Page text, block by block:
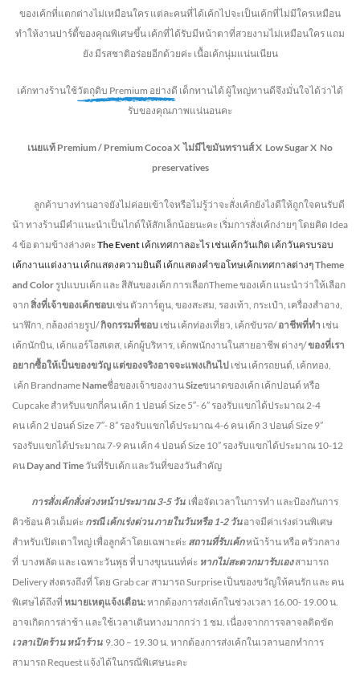
ของเค้กที่แตกต่างไม่เหมือนใคร แต่ละคนที่ได้เค้กไปจะเป็นเค้กที่ไม่มีใครเหมือน
ทำให้งานปาร์ตี้ของคุณพิเศษขึ้น เค้กที่ได้รับมีหน้าตาที่สวยงามไม่เหมือนใคร แถม
ยัง มีรสชาติอร่อยอีกด้วยค่ะ เนื้อเค้กนุ่มแน่นเนียน
เค้กทางร้านใช้วัตถุดิบ Premium อย่างดี เด็กทานได้ ผู้ใหญ่ทานดีจึงมั่นใจได้ว่าได้
รับของคุณภาพแน่นอนคะ
เนยแท้ Premium / Premium CocoaX ไม่มีไขมันทรานส์X Low SugarX No
preservatives
ลูกค้าบางท่านอาจยังไม่ค่อยเข้าใจหรือไม่รู้ว่าจะสั่งเค้กยังไงดีให้ถูกใจคนรับดี
น้า ทางร้านมีคำแนะนำเป็นไกด์ให้สักเล็กน้อยนะคะ เริ่มการสั่งเค้กง่ายๆ โดยคิด Idea
4 ข้อ ตามข้างล่างคะ The Event เค้กเทศกาลอะไร เช่นเค้กวันเกิด เค้กวันครบรอบ
เค้กงานแต่งงาน เค้กแสดงความยินดี เค้กแสดงคำขอโทษเค้กเทศกาลต่างๆTheme
and Color รูปแบบเค้ก และ สีสันของเค้ก การเลือกTheme ของเค้ก แนะนำว่าให้เลือก
จากสิ่งที่เจ้าของเค้กชอบเช่น ตัวการ์ตูน, ของสะสม, รองเท้า, กระเป๋า, เครื่องสำอาง,
นาฬิกา, กล้องถ่ายรูป/กิจกรรมที่ชอบ เช่น เค้กท่องเที่ยว, เค้กขับรถ/อาชีพที่ทำ เช่น
เค้กนักบิน, เค้กแอร์โฮสเตส, เค้กผู้บริหาร, เค้กพนักงานในสายอาชีพ ต่างๆ/ของที่เรา
อยากซื้อให้เป็นของขวัญ แต่ของจริงอาจจะแพงเกินไป เช่น เค้กรถยนต์, เค้กทอง,
เค้ก Brandname Nameชื่อของเจ้าของงานSizeขนาดของเค้ก เค้กปอนด์ หรือ
Cupcake สำหรับแขกกี่คน เค้ก 1 ปอนด์ Size 5″- 6” รองรับแขกได้ประมาณ 2-4
คน เค้ก 2 ปอนด์ Size 7″- 8” รองรับแขกได้ประมาณ 4-6 คน เค้ก 3 ปอนด์ Size 9”
รองรับแขกได้ประมาณ 7-9 คน เค้ก 4 ปอนด์ Size 10” รองรับแขกได้ประมาณ 10-12
คน Day and Time วันที่รับเค้ก และวันที่ของวันสำคัญ
การสั่งเค้กสั่งล่วงหน้าประมาณ3-5 วัน เพื่อจัดเวลาในการทำ และป้องกันการ
คิวซ้อน คิวเต็มค่ะ กรณี เค้กเร่งด่วนภายในวันหรือ1-2 วัน อาจมีค่าเร่งด่วนพิเศษ
สำหรับเปิดเตาใหญ่ เพื่อลูกค้าโดยเฉพาะค่ะ สถานที่รับเค้กหน้าร้าน หรือ ครัวกลาง
ที่ บางพลัด และ เฉพาะวันพุธ ที่ บางขุนนนท์ค่ะ หากไม่สะดวกมารับเองสามารถ
Delivery ส่งตรงถึงที่ โดย Grab car สามารถ Surprise เป็นของขวัญให้คนรัก และ คน
พิเศษได้ถึงที่ หมายเหตุแจ้งเตือน:หากต้องการส่งเค้กในช่วงเวลา 16.00- 19.00 น.
อาจเกิดการล่าช้า และใช้เวลาเดินทางมากกว่า 1 ชม. เนื่องจากการจลาจลติดขัด
เวลาเปิดร้าน หน้าร้าน 9.30 – 19.30 น. หากต้องการส่งเค้กในเวลานอกทำการ
สามารถ Request แจ้งได้ในกรณีพิเศษนะคะ